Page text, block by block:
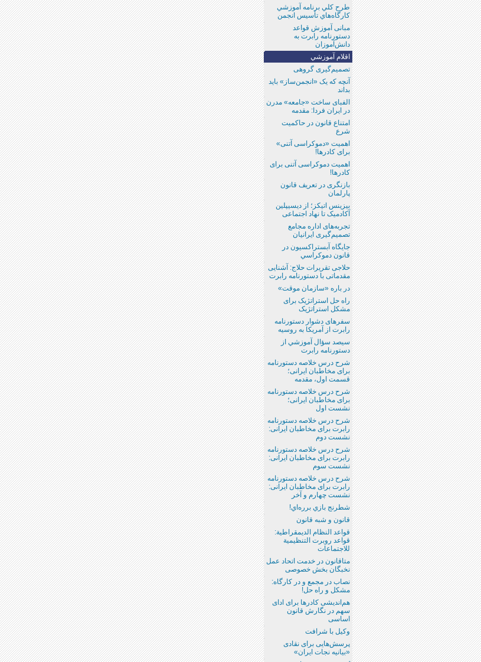
طرح كلي برنامه آموزشي
كارگاه‌هاي تأسيس انجمن
مبانی آموزش قواعد
دستورنامه رابرت به
دانش‌آموزان
اقلام آموزشي
تصمیم‌گیری گروهی
آنچه که یک «انجمن‌‌ساز» باید
بداند
الفبای ساخت «جامعه» مدرن
در ایران فردا: مقدمه
امتناع قانون در حاکمیت
شرع
اهمیت «دموکراسی آتنی»
برای کادرها!
اهمیت دموکراسی آتنی برای
کادرها!
بازنگری در تعریف قانون
پارلمان
بیزینس اتیکز؛ از دیسیپلین
آکادمیک تا نهاد اجتماعی
تجربه‌های اداره مجامع
تصمیم‌گیری ایرانیان
جايگاه آبستراكسيون در
قانون دموكراسي
حلاجی تقریرات حلاج: آشنایی
مقدماتی با دستورنامه رابرت
در باره «سازمان موقت»
راه حل استراتژیک برای
مشکل استراتژیک
سفرهای دشوار دستورنامه
رابرت از آمریکا به روسیه
سيصد سؤال آموزشي از
دستورنامه رابرت
شرح درس خلاصه دستورنامه
برای مخاطبان ایرانی؛
قسمت اول، مقدمه
شرح درس خلاصه دستورنامه
برای مخاطبان ایرانی؛
نشست اول
شرح درس خلاصه دستورنامه
رابرت برای مخاطبان ایرانی:
نشست دوم
شرح درس خلاصه دستورنامه
رابرت برای مخاطبان ایرانی:
نشست سوم
شرح درس خلاصه دستورنامه
رابرت برای مخاطبان ایرانی:
نشست چهارم و آخر
شطرنج بازي برره‌اي!
قانون و شبه‌ قانون
قواعد النظام الديمقراطية:
قواعد روبرت التنظيمية
للاجتماعات
متاقانون در خدمت اتحاد عمل
نخبگان بخش خصوصی
نصاب در مجمع و در کارگاه:
مشکل و راه حل!
هم‌اندیشی کادرها برای ادای
سهم در نگارش قانون
اساسی
وکیل با شرافت
پرسش‌هایی برای نقادی
«بیانیه نجات ایران»